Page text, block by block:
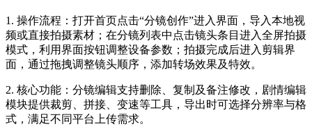
1. 操作流程：打开首页点击“分镜创作”进入界面，导入本地视
频或直接拍摄素材；在分镜列表中点击镜头条目进入全屏拍摄
模式，利用界面按钮调整设备参数；拍摄完成后进入剪辑界
面，通过拖拽调整镜头顺序，添加转场效果及特效。
2. 核心功能：分镜编辑支持删除、复制及备注修改，剧情编辑
模块提供裁剪、拼接、变速等工具，导出时可选择分辨率与格
式，满足不同平台上传需求。